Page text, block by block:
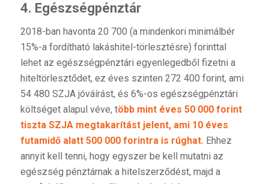
4. Egészségpénztár
2018-ban havonta 20 700 (a mindenkori minimálbér
15%-a fordítható lakáshitel-törlesztésre) forinttal
lehet az egészségpénztári egyenlegedből fizetni a
hiteltörlesztődet, ez éves szinten 272 400 forint, ami
54 480 SZJA jóváírást, és 6%-os egészségpénztári
költséget alapul véve, több mint éves 50 000 forint
tiszta SZJA megtakarítást jelent, ami 10 éves
futamidő alatt 500 000 forintra is rúghat. Ehhez
annyit kell tenni, hogy egyszer be kell mutatni az
egészség pénztárnak a hitelszerződést, majd a